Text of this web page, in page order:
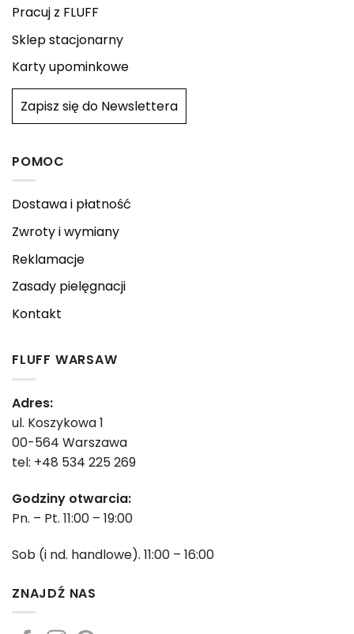
Pracuj z FLUFF
Sklep stacjonarny
Karty upominkowe
Zapisz się do Newslettera
POMOC
Dostawa i płatność
Zwroty i wymiany
Reklamacje
Zasady pielęgnacji
Kontakt
FLUFF WARSAW
Adres:
ul. Koszykowa 1
00-564 Warszawa
tel: +48 534 225 269
Godziny otwarcia:
Pn. – Pt. 11:00 – 19:00
Sob (i nd. handlowe). 11:00 – 16:00
ZNAJDŹ NAS